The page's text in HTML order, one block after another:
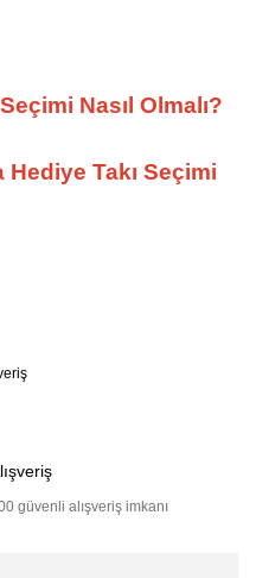
Nasıl Olmalı?
Takı Seçimi
güvenli alışveriş imkanı